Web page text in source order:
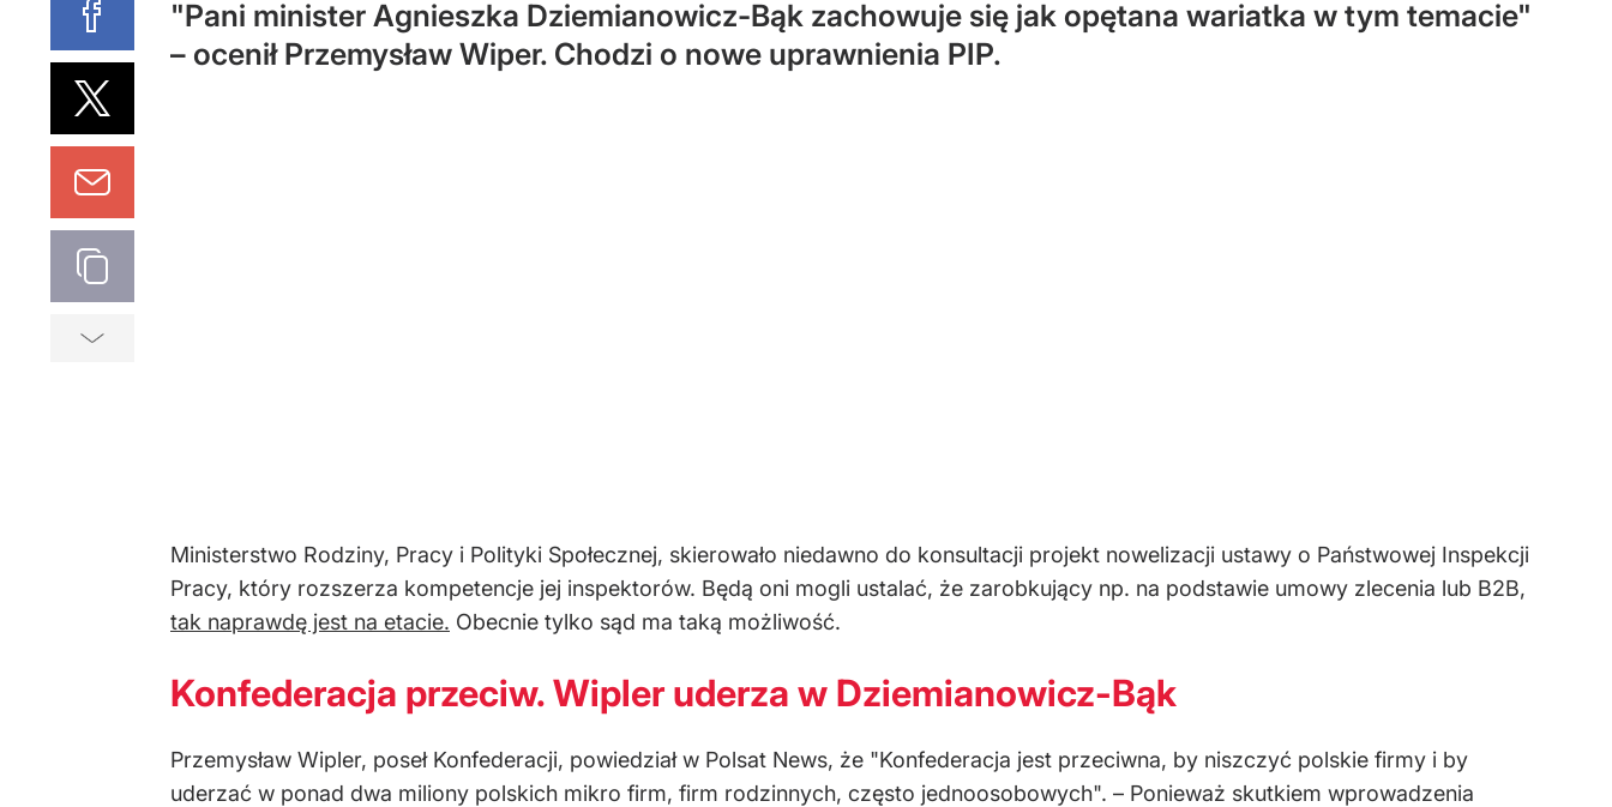
"Pani minister Agnieszka Dziemianowicz-Bąk zachowuje się jak opętana wariatka w tym temacie"
– ocenił Przemysław Wiper. Chodzi o nowe uprawnienia PIP.
Ministerstwo Rodziny, Pracy i Polityki Społecznej, skierowało niedawno do konsultacji projekt nowelizacji ustawy o Państwowej Inspekcji
Pracy, który rozszerza kompetencje jej inspektorów. Będą oni mogli ustalać, że zarobkujący np. na podstawie umowy zlecenia lub B2B,
tak naprawdę jest na etacie. Obecnie tylko sąd ma taką możliwość.
Konfederacja przeciw. Wipler uderza w Dziemianowicz-Bąk
Przemysław Wipler, poseł Konfederacji, powiedział w Polsat News, że "Konfederacja jest przeciwna, by niszczyć polskie firmy i by
uderzać w ponad dwa miliony polskich mikro firm, firm rodzinnych, często jednoosobowych". – Ponieważ skutkiem wprowadzenia